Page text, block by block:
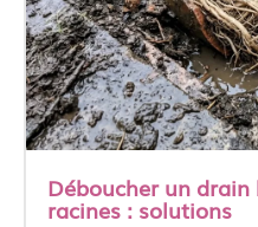
Déboucher un drain
racines : solutions